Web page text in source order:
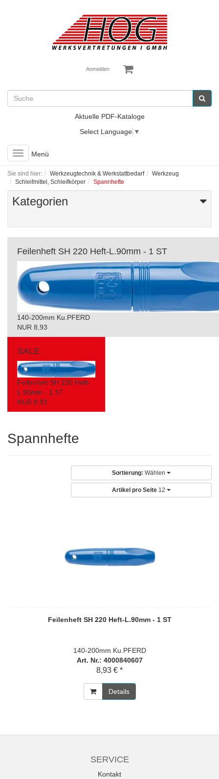
Anmelden
Aktuelle PDF-Kataloge
Select Language ▼
Toggle
navigation
Menü
Sie sind hier: Werkzeugtechnik & Werkstattbedarf
Werkzeug
Schleifmittel, Schleifkörper
Spannhefte
Kategorien
Feilenheft SH 220 Heft-L.90mm - 1 ST
140-200mm Ku.PFERD
NUR 8,93
SALE
Feilenheft SH 220 Heft-
L.90mm - 1 ST
NUR 8,93
Spannhefte
Sortierung: Wählen
Artikel pro Seite 12
Feilenheft SH 220 Heft-L.90mm - 1 ST
140-200mm Ku.PFERD
Art. Nr.: 4000840607
8,93 € *
Details
SERVICE
Kontakt